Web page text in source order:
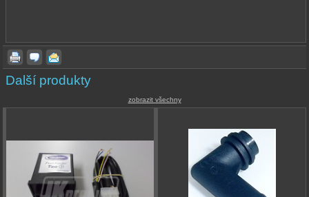
Další produkty
zobrazit všechny